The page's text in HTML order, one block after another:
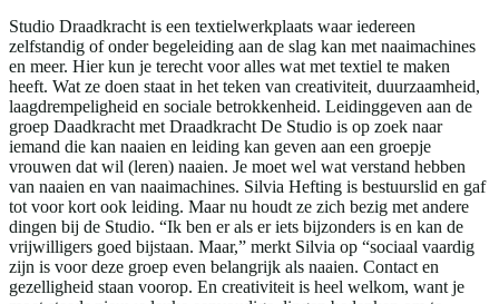
Studio Draadkracht is een textielwerkplaats waar iedereen
zelfstandig of onder begeleiding aan de slag kan met naaimachines
en meer. Hier kun je terecht voor alles wat met textiel te maken
heeft. Wat ze doen staat in het teken van creativiteit, duurzaamheid,
laagdrempeligheid en sociale betrokkenheid. Leidinggeven aan de
groep Daadkracht met Draadkracht De Studio is op zoek naar
iemand die kan naaien en leiding kan geven aan een groepje
vrouwen dat wil (leren) naaien. Je moet wel wat verstand hebben
van naaien en van naaimachines. Silvia Hefting is bestuurslid en gaf
tot voor kort ook leiding. Maar nu houdt ze zich bezig met andere
dingen bij de Studio. “Ik ben er als er iets bijzonders is en kan de
vrijwilligers goed bijstaan. Maar,” merkt Silvia op “sociaal vaardig
zijn is voor deze groep even belangrijk als naaien. Contact en
gezelligheid staan voorop. En creativiteit is heel welkom, want je